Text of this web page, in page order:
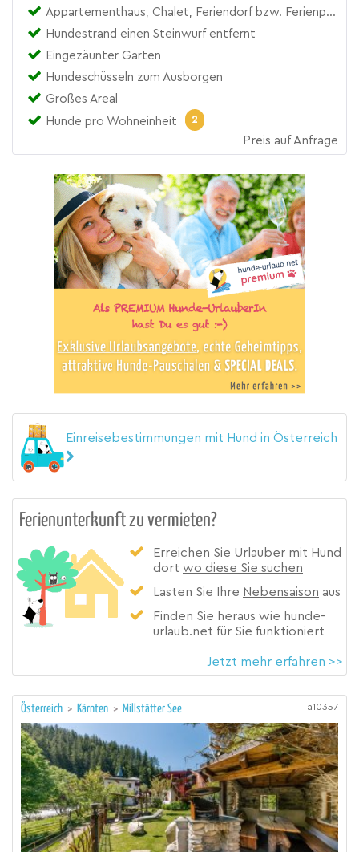
Appartementhaus, Chalet, Feriendorf bzw. Ferienpark, Ferienhaus, Ferienhof, Ferienwohnung, Hüttendorf
Hundestrand einen Steinwurf entfernt
Eingezäunter Garten
Hundeschüsseln zum Ausborgen
Großes Areal
Hunde pro Wohneinheit
2
Preis auf Anfrage
Einreisebestimmungen mit Hund in Österreich
Ferienunterkunft zu vermieten?
Erreichen Sie Urlauber mit Hund
dort wo diese Sie suchen
Lasten Sie Ihre Nebensaison aus
Finden Sie heraus wie hunde-
urlaub.net für Sie funktioniert
Jetzt mehr erfahren >>
Österreich > Kärnten > Millstätter See a10357